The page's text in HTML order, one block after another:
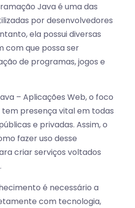
Java é uma das
por desenvolvedores
ela possui diversas
com que possa ser
de programas, jogos e
– Aplicações Web, o foco
presença vital em todas
e privadas. Assim, o
fazer uso desse
criar serviços voltados
é necessário a
com tecnologia,